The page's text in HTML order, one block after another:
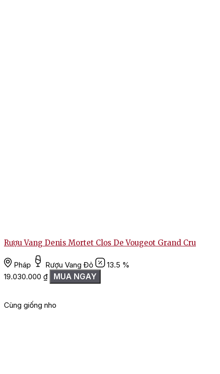
Rượu Vang Denis Mortet Clos De Vougeot Grand Cru
Pháp Rượu Vang Đỏ
13.5 %
19.030.000 ₫ MUA NGAY
Cùng giống nho